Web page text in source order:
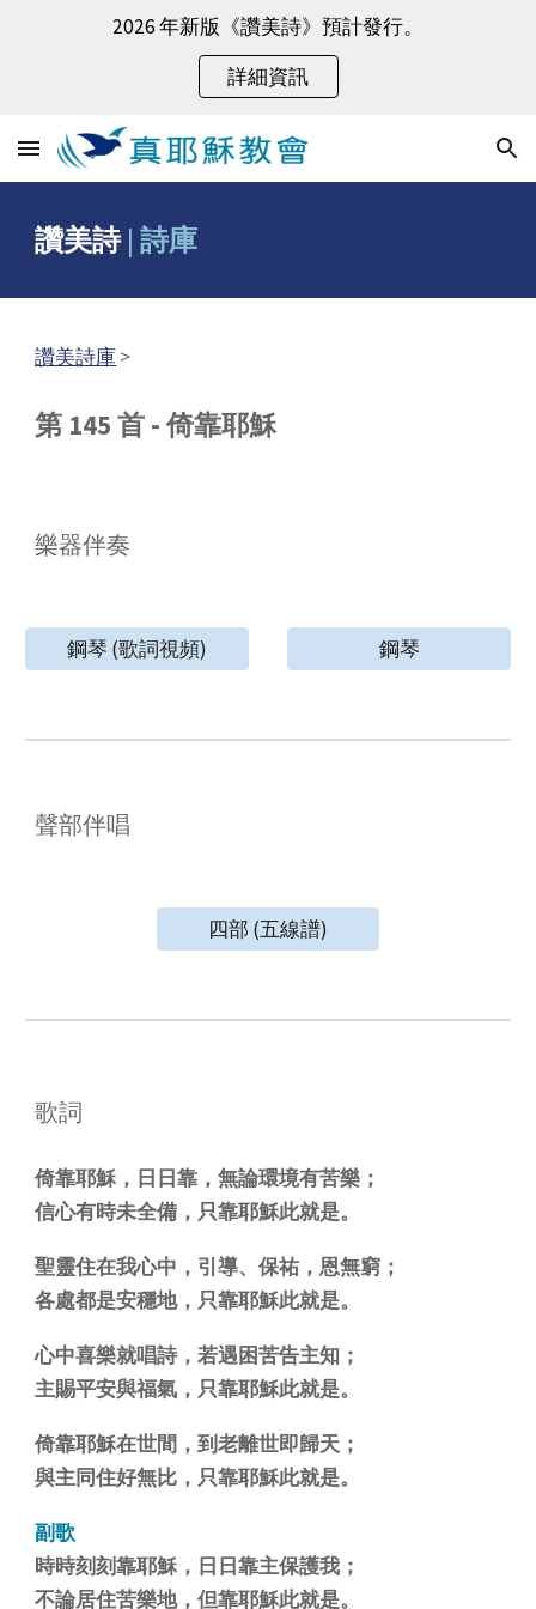
Skip to navigation
2026 年新版《讚美詩》預計發行。
詳細資訊
讚美詩|詩庫
讚美詩庫>
第 145 首 - 倚靠耶穌
樂器伴奏
鋼琴 (歌詞視頻) 鋼琴
聲部伴唱
四部 (五線譜)
歌詞
倚靠耶穌，日日靠，無論環境有苦樂；
信心有時未全備，只靠耶穌此就是。
聖靈住在我心中，引導、保祐，恩無窮；
各處都是安穩地，只靠耶穌此就是。
心中喜樂就唱詩，若遇困苦告主知；
主賜平安與福氣，只靠耶穌此就是。
倚靠耶穌在世間，到老離世即歸天；
與主同住好無比，只靠耶穌此就是。
副歌
時時刻刻靠耶穌，日日靠主保護我；
不論居住苦樂地，但靠耶穌此就是。